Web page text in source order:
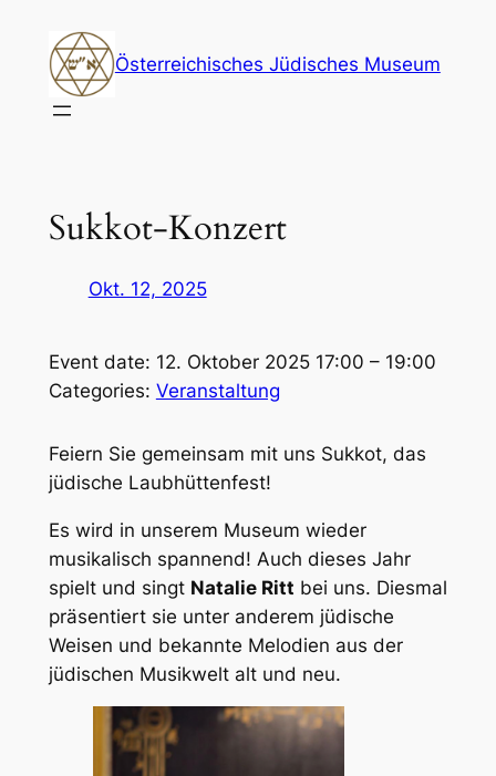
Inhalt
springen
Österreichisches Jüdisches Museum
Sukkot-Konzert
Okt. 12, 2025
Event date: 12. Oktober 2025 17:00 – 19:00
Categories: Veranstaltung
Feiern Sie gemeinsam mit uns Sukkot, das
jüdische Laubhüttenfest!
Es wird in unserem Museum wieder
musikalisch spannend! Auch dieses Jahr
spielt und singt Natalie Ritt bei uns. Diesmal
präsentiert sie unter anderem jüdische
Weisen und bekannte Melodien aus der
jüdischen Musikwelt alt und neu.